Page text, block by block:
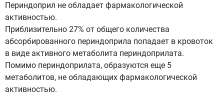
Периндоприл не обладает фармакологической
активностью.
Приблизительно 27% от общего количества
абсорбированного периндоприла попадает в кровоток
в виде активного метаболита периндоприлата.
Помимо периндоприлата, образуются еще 5
метаболитов, не обладающих фармакологической
активностью.